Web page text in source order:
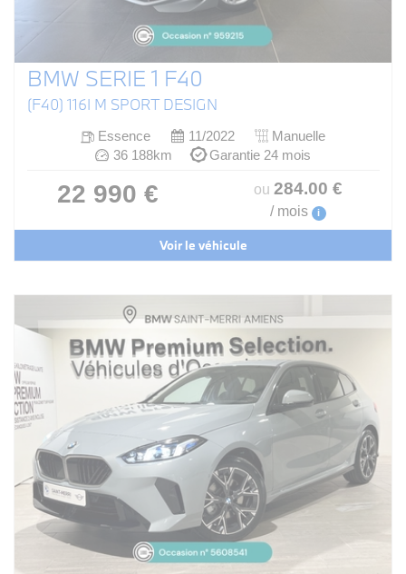
BMW SERIE 1 F40
(F40) 116I M SPORT DESIGN
Essence 11/2022
Manuelle
36 188km
Garantie 24 mois
22 990 € ou 284.00 €
/ mois i
Voir le véhicule